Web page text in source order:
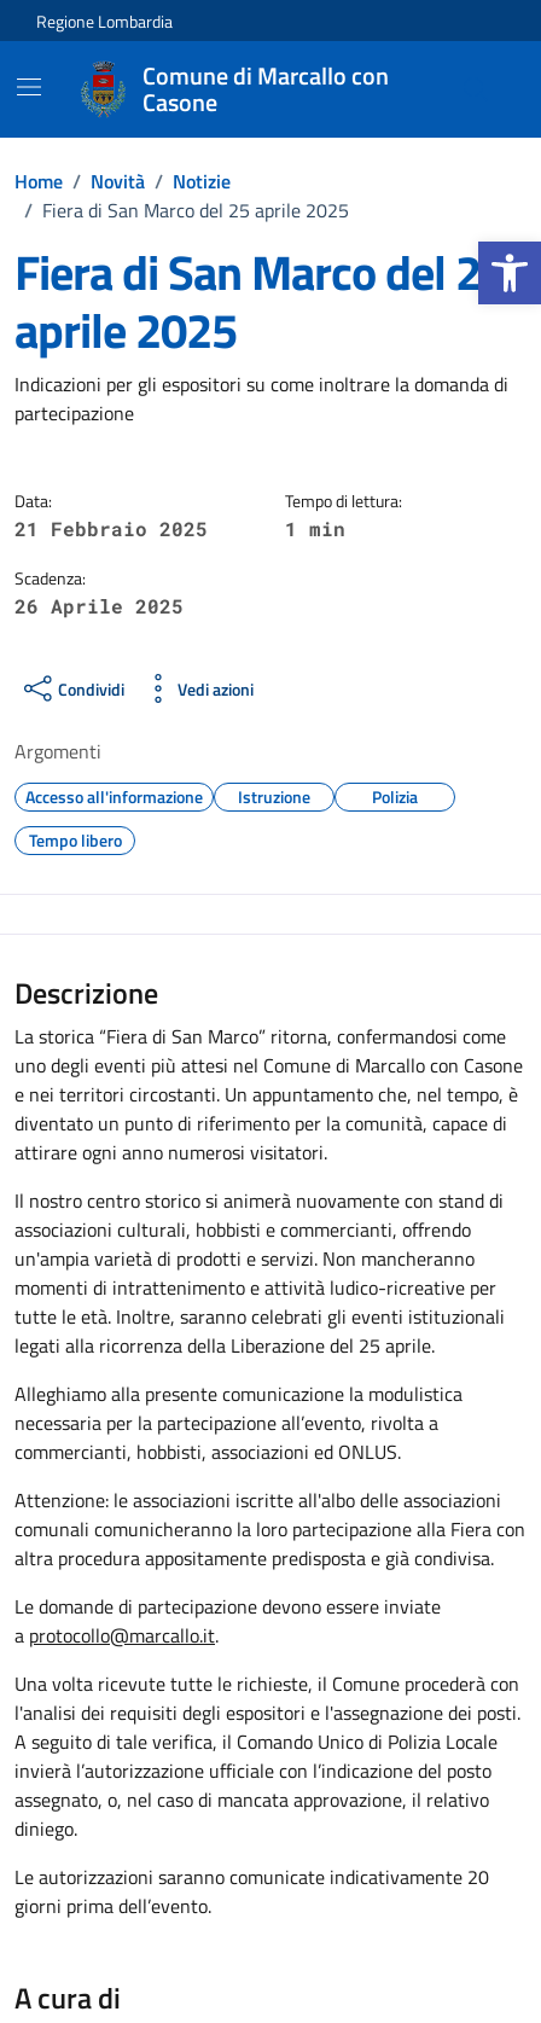
Apri la
Vai ai contenuti
Vai al footer
Regione Lombardia
Comune di Marcallo con
Casone
Home / Novità / Notizie
/ Fiera di San Marco del 25 aprile 2025
Fiera di San Marco del 25
aprile 2025
Dettagli della notizia
Indicazioni per gli espositori su come inoltrare la domanda di
partecipazione
Data:
21 Febbraio 2025
Scadenza:
26 Aprile 2025
Tempo di lettura:
1 min
Condividi Vedi azioni
Argomenti
Accesso all'informazione Istruzione
Polizia
Tempo libero
Descrizione
La storica “Fiera di San Marco” ritorna, confermandosi come
uno degli eventi più attesi nel Comune di Marcallo con Casone
e nei territori circostanti. Un appuntamento che, nel tempo, è
diventato un punto di riferimento per la comunità, capace di
attirare ogni anno numerosi visitatori.
Il nostro centro storico si animerà nuovamente con stand di
associazioni culturali, hobbisti e commercianti, offrendo
un'ampia varietà di prodotti e servizi. Non mancheranno
momenti di intrattenimento e attività ludico-ricreative per
tutte le età. Inoltre, saranno celebrati gli eventi istituzionali
legati alla ricorrenza della Liberazione del 25 aprile.
Alleghiamo alla presente comunicazione la modulistica
necessaria per la partecipazione all’evento, rivolta a
commercianti, hobbisti, associazioni ed ONLUS.
Attenzione: le associazioni iscritte all'albo delle associazioni
comunali comunicheranno la loro partecipazione alla Fiera con
altra procedura appositamente predisposta e già condivisa.
Le domande di partecipazione devono essere inviate
a protocollo@marcallo.it.
Una volta ricevute tutte le richieste, il Comune procederà con
l'analisi dei requisiti degli espositori e l'assegnazione dei posti.
A seguito di tale verifica, il Comando Unico di Polizia Locale
invierà l’autorizzazione ufficiale con l’indicazione del posto
assegnato, o, nel caso di mancata approvazione, il relativo
diniego.
Le autorizzazioni saranno comunicate indicativamente 20
giorni prima dell’evento.
A cura di